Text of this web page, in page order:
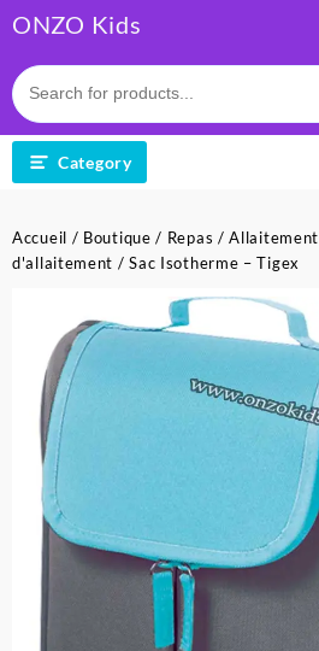
to
content
ONZO Kids
Category
Accueil / Boutique / Repas /Allaitement
d'allaitement / Sac Isotherme – Tigex